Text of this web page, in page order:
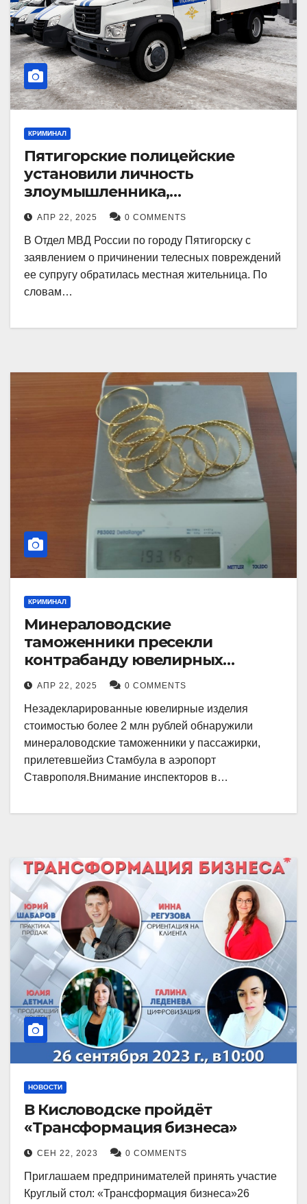
КРИМИНАЛ
Пятигорские полицейские
установили личность
злоумышленника,
причинившего телесные
повреждения местному жителю
АПР 22, 2025 0 COMMENTS
В Отдел МВД России по городу Пятигорску с
заявлением о причинении телесных повреждений
ее супругу обратилась местная жительница. По
словам…
КРИМИНАЛ
Минераловодские
таможенники пресекли
контрабанду ювелирных
изделий на 2 млн рублей
АПР 22, 2025 0 COMMENTS
Незадекларированные ювелирные изделия
стоимостью более 2 млн рублей обнаружили
минераловодские таможенники у пассажирки,
прилетевшейиз Стамбула в аэропорт
Ставрополя.Внимание инспекторов в…
НОВОСТИ
В Кисловодске пройдёт
«Трансформация бизнеса»
СЕН 22, 2023 0 COMMENTS
Приглашаем предпринимателей принять участие
Круглый стол: «Трансформация бизнеса»26